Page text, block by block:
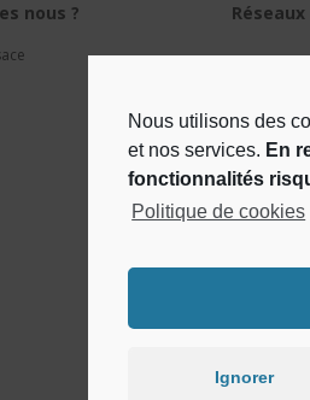
Nous utilisons des
et nos services. En
fonctionnalités
Politique de cookies
Ignorer
nous ?